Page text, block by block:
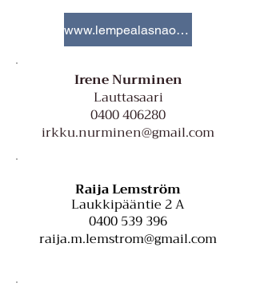
www.lempealasnaolo.fi
Irene Nurminen
Lauttasaari
0400 406280
irkku.nurminen@gmail.com
Raija Lemström
Laukkipääntie 2 A
0400 539 396
raija.m.lemstrom@gmail.com